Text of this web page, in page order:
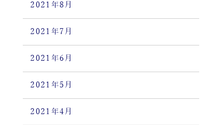
2021年8月
2021年7月
2021年6月
2021年5月
2021年4月